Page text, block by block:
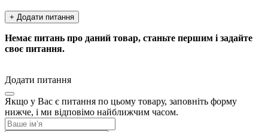
+ Додати питання
Немає питань про даний товар, станьте першим і задайте
своє питання.
Додати питання
Якщо у Вас є питання по цьому товару, заповніть форму
нижче, і ми відповімо найближчим часом.